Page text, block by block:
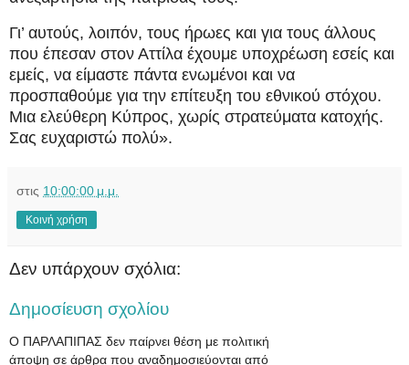
Γι’ αυτούς, λοιπόν, τους ήρωες και για τους άλλους
που έπεσαν στον Αττίλα έχουμε υποχρέωση εσείς και
εμείς, να είμαστε πάντα ενωμένοι και να
προσπαθούμε για την επίτευξη του εθνικού στόχου.
Μια ελεύθερη Κύπρος, χωρίς στρατεύματα κατοχής.
Σας ευχαριστώ πολύ».
στις 10:00:00 μ.μ.
Κοινή χρήση
Δεν υπάρχουν σχόλια:
Δημοσίευση σχολίου
Ο ΠΑΡΛΑΠΙΠΑΣ δεν παίρνει θέση με πολιτική
άποψη σε άρθρα που αναδημοσιεύονται από